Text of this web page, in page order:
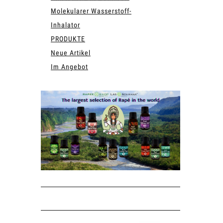
Molekularer Wasserstoff-
Inhalator
PRODUKTE
Neue Artikel
Im Angebot